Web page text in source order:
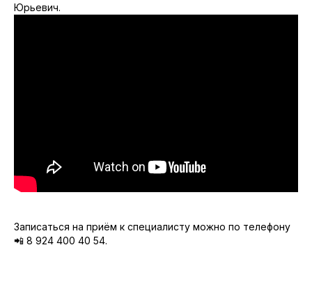
Юрьевич.
Записаться на приём к специалисту можно по телефону
📲 8 924 400 40 54.